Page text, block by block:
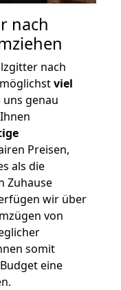
nach
nach
viel
uns genau
Preisen,
als die
Zuhause
wir über
von
somit
eine